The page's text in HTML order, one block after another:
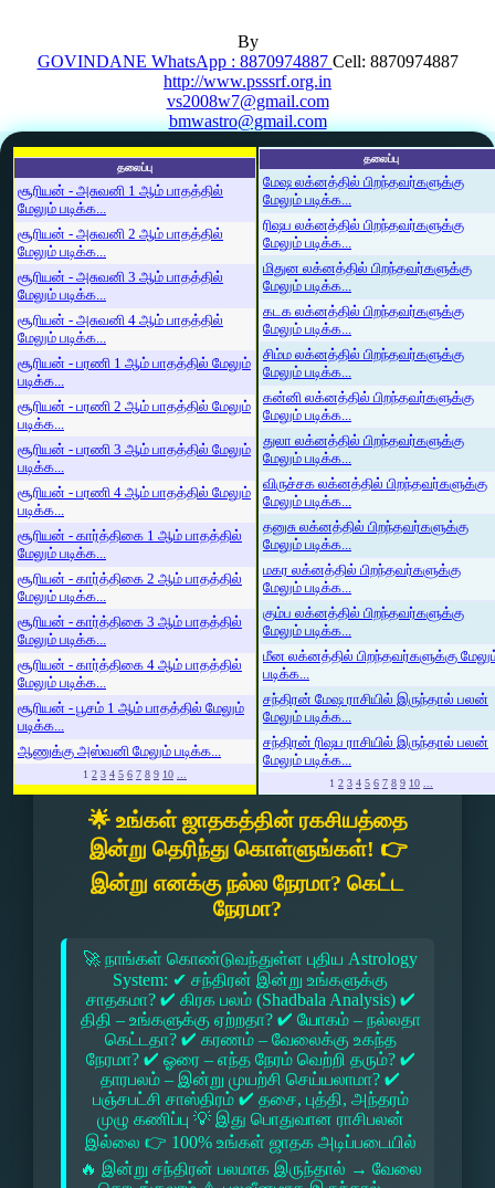
By
GOVINDANE WhatsApp : 8870974887 Cell: 8870974887
http://www.psssrf.org.in
vs2008w7@gmail.com
bmwastro@gmail.com
தலைப்பு
சூரியன் - அசுவனி 1 ஆம் பாதத்தில்
மேலும் படிக்க...
சூரியன் - அசுவனி 2 ஆம் பாதத்தில்
மேலும் படிக்க...
சூரியன் - அசுவனி 3 ஆம் பாதத்தில்
மேலும் படிக்க...
சூரியன் - அசுவனி 4 ஆம் பாதத்தில்
மேலும் படிக்க...
சூரியன் - பரணி 1 ஆம் பாதத்தில் மேலும்
படிக்க...
சூரியன் - பரணி 2 ஆம் பாதத்தில் மேலும்
படிக்க...
சூரியன் - பரணி 3 ஆம் பாதத்தில் மேலும்
படிக்க...
சூரியன் - பரணி 4 ஆம் பாதத்தில் மேலும்
படிக்க...
சூரியன் - கார்த்திகை 1 ஆம் பாதத்தில்
மேலும் படிக்க...
சூரியன் - கார்த்திகை 2 ஆம் பாதத்தில்
மேலும் படிக்க...
சூரியன் - கார்த்திகை 3 ஆம் பாதத்தில்
மேலும் படிக்க...
சூரியன் - கார்த்திகை 4 ஆம் பாதத்தில்
மேலும் படிக்க...
சூரியன் - பூசம் 1 ஆம் பாதத்தில் மேலும்
படிக்க...
ஆணுக்கு அஸ்வனி மேலும் படிக்க...
1 2 3 4 5 6 7 8 9 10 ...
தலைப்பு
மேஷ லக்னத்தில் பிறந்தவர்களுக்கு
மேலும் படிக்க...
ரிஷப லக்னத்தில் பிறந்தவர்களுக்கு
மேலும் படிக்க...
மிதுன லக்னத்தில் பிறந்தவர்களுக்கு
மேலும் படிக்க...
கடக லக்னத்தில் பிறந்தவர்களுக்கு
மேலும் படிக்க...
சிம்ம லக்னத்தில் பிறந்தவர்களுக்கு
மேலும் படிக்க...
கன்னி லக்னத்தில் பிறந்தவர்களுக்கு
மேலும் படிக்க...
துலா லக்னத்தில் பிறந்தவர்களுக்கு
மேலும் படிக்க...
விருச்சக லக்னத்தில் பிறந்தவர்களுக்கு
மேலும் படிக்க...
தனுசு லக்னத்தில் பிறந்தவர்களுக்கு
மேலும் படிக்க...
மகர லக்னத்தில் பிறந்தவர்களுக்கு
மேலும் படிக்க...
கும்ப லக்னத்தில் பிறந்தவர்களுக்கு
மேலும் படிக்க...
மீன லக்னத்தில் பிறந்தவர்களுக்கு
படிக்க...
சந்திரன் மேஷ ராசியில் இருந்தால் பலன்
மேலும் படிக்க...
சந்திரன் ரிஷப ராசியில் இருந்தால் பலன்
மேலும் படிக்க...
1 2 3 4 5 6 7 8 9 10 ...
🌟 உங்கள் ஜாதகத்தின் ரகசியத்தை
இன்று தெரிந்து கொள்ளுங்கள்! 👉
இன்று எனக்கு நல்ல நேரமா? கெட்ட
நேரமா?
🚀 நாங்கள் கொண்டுவந்துள்ள புதிய Astrology
System: ✔ சந்திரன் இன்று உங்களுக்கு
சாதகமா? ✔ கிரக பலம் (Shadbala Analysis) ✔
திதி – உங்களுக்கு ஏற்றதா? ✔ யோகம் – நல்லதா
கெட்டதா? ✔ கரணம் – வேலைக்கு உகந்த
நேரமா? ✔ ஓரை – எந்த நேரம் வெற்றி தரும்? ✔
தாரபலம் – இன்று முயற்சி செய்யலாமா? ✔
பஞ்சபட்சி சாஸ்திரம் ✔ தசை, புத்தி, அந்தரம்
முழு கணிப்பு 💡 இது பொதுவான ராசிபலன்
இல்லை 👉 100% உங்கள் ஜாதக அடிப்படையில்
🔥 இன்று சந்திரன் பலமாக இருந்தால் → வேலை